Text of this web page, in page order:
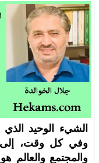
الشيء الوحيد الذي
وفي كل وقت، إلى
والمجتمع والعالم